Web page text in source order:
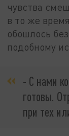
чувства
в то же
обошлось
подобному
- С нами
готовы.
при тех